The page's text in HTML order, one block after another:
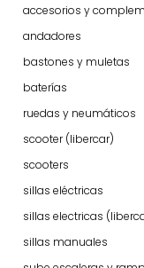
accesorios y
andadores
bastones y muletas
baterías
ruedas y neumáticos
scooter (libercar)
scooters
sillas eléctricas
sillas electricas
sillas manuales